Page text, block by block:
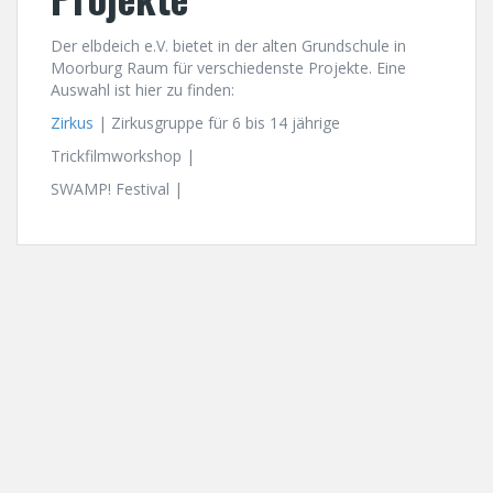
Der elbdeich e.V. bietet in der alten Grundschule in
Moorburg Raum für verschiedenste Projekte. Eine
Auswahl ist hier zu finden:
Zirkus | ­Zirkusgruppe für 6 bis 14 jährige
Trickfilmworkshop |
SWAMP! Festival |